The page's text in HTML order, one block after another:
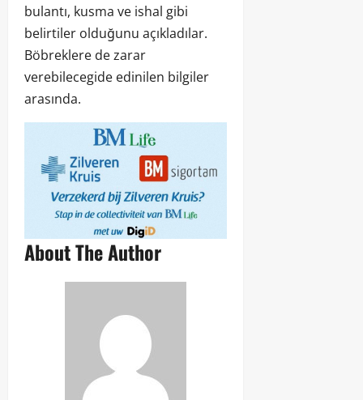
bulantı, kusma ve ishal gibi
belirtiler olduğunu açıkladılar.
Böbreklere de zarar
verebilecegide edinilen bilgiler
arasında.
About The Author